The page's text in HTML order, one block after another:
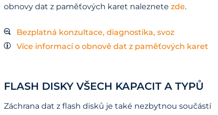
obnovy dat z paměťových karet naleznete zde.
Bezplatná konzultace, diagnostika, svoz
Více informací o obnově dat z paměťových karet
FLASH DISKY VŠECH KAPACIT A TYPŮ
Záchrana dat z flash disků je také nezbytnou součástí